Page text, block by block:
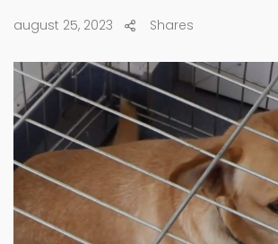
august 25, 2023 Shares